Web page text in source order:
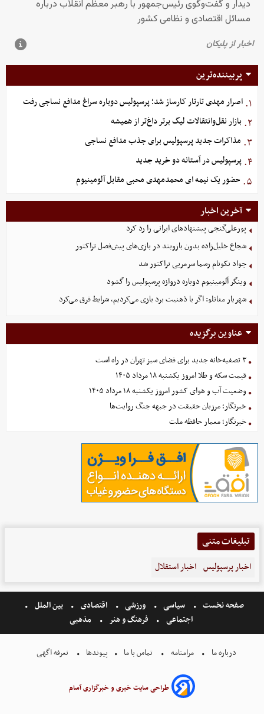
پربیننده‌ترین
۱. اصرار مهدی تارتار کارساز شد؛ پرسپولیس دوباره سراغ مدافع نساجی رفت
۲. بازار نقل‌وانتقالات لیگ برتر داغ‌تر از همیشه
۳. مذاکرات جدید پرسپولیس برای جذب مدافع نساجی
۴. پرسپولیس در آستانه دو خرید جدید
۵. حضور یک‌ نیمه‌ ای محمدمهدی محبی مقابل آلومینیوم
آخرین اخبار
پورعلی‌گنجی پیشنهادهای ایرانی را رد کرد
شجاع خلیل‌زاده بدون بازوبند در بازی‌های پیش‌فصل تراکتور
جواد نکونام رسما سرمربی تراکتور شد
وینگر آلومینیوم دوباره دروازه پرسپولیس را گشود
شهریار مغانلو: اگر با ذهنیت برد بازی می‌کردیم، شرایط فرق می‌کرد
عناوین برگزیده
۳ تصفیه‌خانه جدید برای فضای سبز تهران در راه است
قیمت سکه و طلا امروز یکشنبه ۱۸ مرداد ۱۴۰۵
وضعیت آب و هوای کشور امروز یکشنبه ۱۸ مرداد ۱۴۰۵
خبرنگار؛ مرزبان حقیقت در جبهه جنگ روایت‌ها
خبرنگار؛ معمار حافظه ملت
تبلیغات متنی
اخبار پرسپولیس اخبار استقلال
صفحه نخست سیاسی ورزشی اقتصادی
بین الملل
اجتماعی
فرهنگ و هنر مذهبی
درباره ما مرامنامه تماس با ما پیوندها تعرفه اگهی
طراحی سایت خبری و خبرگزاری آسام